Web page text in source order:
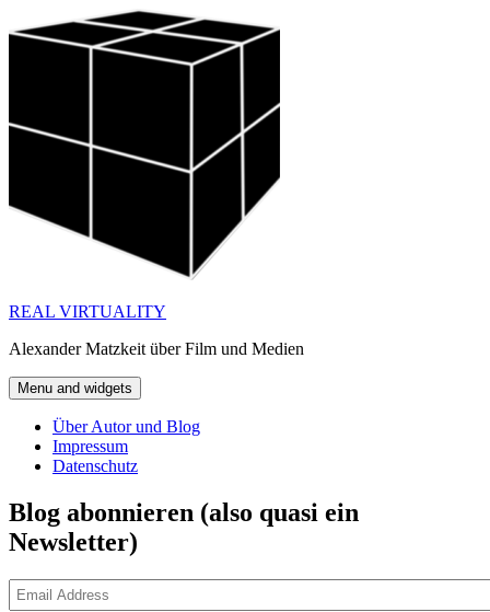
to
REAL VIRTUALITY
Alexander Matzkeit über Film und Medien
Menu and widgets
Über Autor und Blog
Impressum
Datenschutz
Blog abonnieren (also quasi ein
Newsletter)
Email
Address